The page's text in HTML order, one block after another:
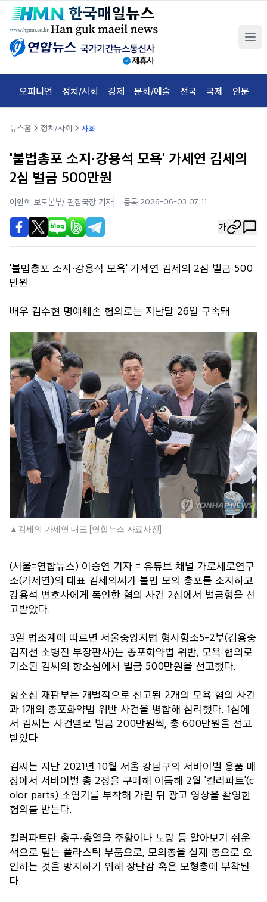
오피니언 정치/사회 경제 문화/예술 전국 국제 인문
뉴스홈 정치/사회 사회
'불법총포 소지·강용석 모욕' 가세연 김세의
2심 벌금 500만원
이원희 보도본부/ 편집국장 기자 등록 2026-06-03 07:11
가
'불법총포 소지·강용석 모욕' 가세연 김세의 2심 벌금 500
만원
배우 김수현 명예훼손 혐의로는 지난달 26일 구속돼
김세의 가세연 대표 [연합뉴스 자료사진]
(서울=연합뉴스) 이승연 기자 = 유튜브 채널 가로세로연구
소(가세연)의 대표 김세의씨가 불법 모의 총포를 소지하고
강용석 변호사에게 폭언한 혐의 사건 2심에서 벌금형을 선
고받았다.
3일 법조계에 따르면 서울중앙지법 형사항소5-2부(김용중
김지선 소병진 부장판사)는 총포화약법 위반, 모욕 혐의로
기소된 김씨의 항소심에서 벌금 500만원을 선고했다.
항소심 재판부는 개별적으로 선고된 2개의 모욕 혐의 사건
과 1개의 총포화약법 위반 사건을 병합해 심리했다. 1심에
서 김씨는 사건별로 벌금 200만원씩, 총 600만원을 선고
받았다.
김씨는 지난 2021년 10월 서울 강남구의 서바이벌 용품 매
장에서 서바이벌 총 2정을 구매해 이듬해 2월 '컬러파트'(c
olor parts) 소염기를 부착해 가린 뒤 광고 영상을 촬영한
혐의를 받는다.
컬러파트란 총구·총열을 주황이나 노랑 등 알아보기 쉬운
색으로 덮는 플라스틱 부품으로, 모의총을 실제 총으로 오
인하는 것을 방지하기 위해 장난감 혹은 모형총에 부착된
다.